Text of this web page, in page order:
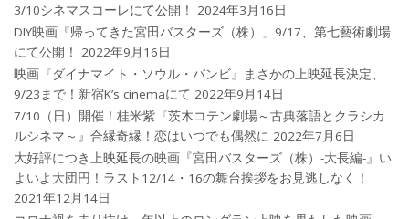
3/10シネマスコーレにて公開！
2024年3月16日
DIY映画『帰ってきた宮田バスターズ（株）」9/17、第七藝術劇場
にて公開！
2022年9月16日
映画『ダイナマイト・ソウル・バンビ』まさかの上映延長決定、
9/23まで！新宿K’s cinemaにて 2022年9月14日
7/10（日）開催！桂米紫『茨木コテン劇場～古典落語とクラシカ
ルシネマ～』合縁奇縁！恋はいつでも偶然に 2022年7月6日
大好評につき上映延長の映画『宮田バスターズ（株）-大長編-』い
よいよ大団円！ラスト12/14・16の舞台挨拶をお見逃しなく！
2021年12月14日